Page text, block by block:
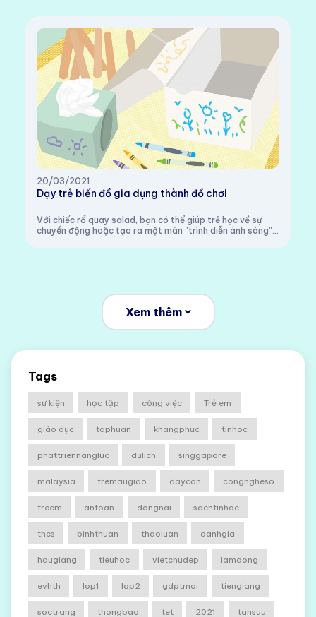
20/03/2021
Dạy trẻ biến đồ gia dụng thành đồ chơi
Với chiếc rổ quay salad, bạn có thể giúp trẻ học về sự
chuyển động hoặc tạo ra một màn "trình diễn ánh sáng"
mầm non, đồng sở hữu không gian v...
Xem thêm
Tags
sự kiện học tập công việc Trẻ em
giáo dục taphuan khangphuc tinhoc
phattriennangluc dulich singgapore
malaysia tremaugiao daycon congngheso
treem antoan dongnai sachtinhoc
thcs binhthuan thaoluan danhgia
haugiang tieuhoc vietchudep lamdong
evhth lop1 lop2 gdptmoi tiengiang
soctrang thongbao tet 2021 tansuu